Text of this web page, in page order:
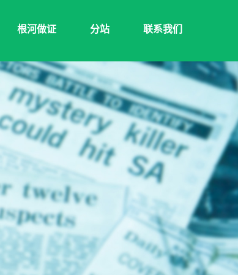
根河做证 分站 联系我们